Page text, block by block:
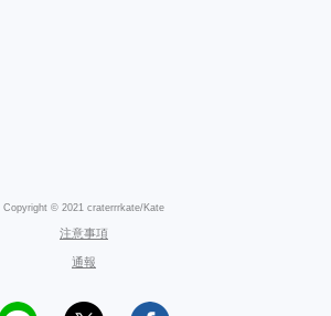
Copyright © 2021 craterrrkate/Kate
注意事項
通報